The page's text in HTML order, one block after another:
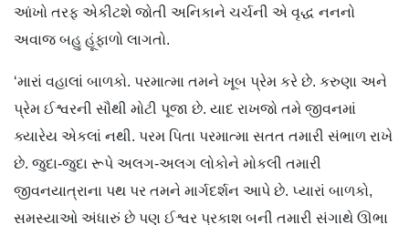
આંખો તરફ એકીટશે જોતી અનિકાને ચર્ચની એ વૃદ્ધ નનનો
અવાજ બહુ હૂંફાળો લાગતો.
‘મારાં વહાલાં બાળકો. પરમાત્મા તમને ખૂબ પ્રેમ કરે છે. કરુણા અને
પ્રેમ ઈશ્વરની સૌથી મોટી પૂજા છે. યાદ રાખજો તમે જીવનમાં
ક્યારેય એકલાં નથી. પરમ પિતા પરમાત્મા સતત તમારી સંભાળ રાખે
છે. જુદા-જુદા રૂપે અલગ-અલગ લોકોને મોકલી તમારી
જીવનયાત્રાના પથ પર તમને માર્ગદર્શન આપે છે. પ્યારાં બાળકો,
સમસ્યાઓ અંધારું છે પણ ઈશ્વર પ્રકાશ બની તમારી સંગાથે ઊભા